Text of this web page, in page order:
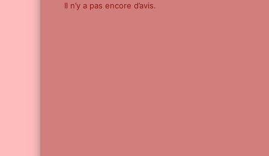
Il n’y a pas encore d’avis.